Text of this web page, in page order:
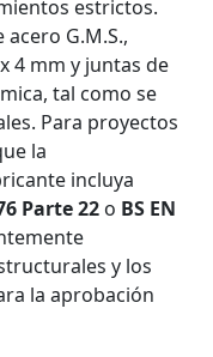
estrictos.
G.M.S.,
4 mm y juntas de
tal como se
Para proyectos
la
incluya
Parte 22 o BS EN
y los
la aprobación